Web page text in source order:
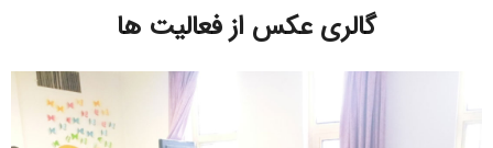
گالری عکس از فعالیت ها